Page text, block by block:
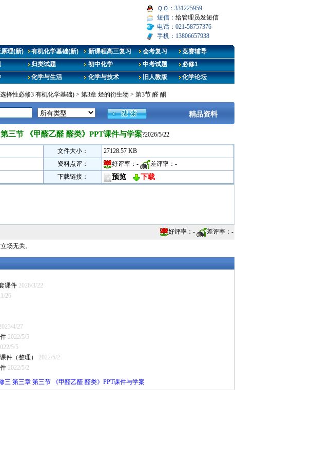
ＱＱ：331225959
短信： 给管理员发短信
电话：021-58757376
手机：13806657938
理(新) 有机化学基础(新) 新课程高三复习 会考复习
竞赛辅导
归类试题 初中化学 中考试题
必修1
化学与生活 化学与技术 旧人教版 化学论坛
择性必修3 有机化学基础) > 第3章 烃的衍生物 > 第3节 醛 酮
精品资料
三节 《甲醛乙醛 醛类》PPT课件与学案?2026/5/22
文件大小：
27128.57 KB
资料点评： 好评率： - 差评率： -
下载链接： 预览 下载
好评率： - 差评率： -
场无关。
课件 2026/3/22
26
4/27
2022/5/5
5/5
件（整理）
2022/5/2
2022/5/2
三 第三章 第三节 《甲醛乙醛 醛类》PPT课件与学案